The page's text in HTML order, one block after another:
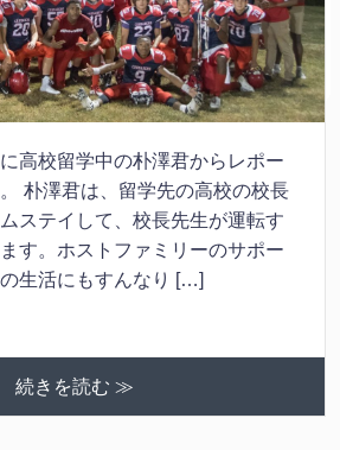
高校留学中の朴澤君からレポー
朴澤君は、留学先の高校の校長
ステイして、校長先生が運転す
す。ホストファミリーのサポー
生活にもすんなり […]
続きを読む ≫